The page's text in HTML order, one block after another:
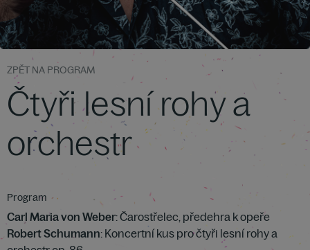
ZPĚT NA PROGRAM
Čtyři lesní rohy a
orchestr
Program
Carl Maria von Weber: Čarostřelec, předehra k opeře
Robert Schumann: Koncertní kus pro čtyři lesní rohy a